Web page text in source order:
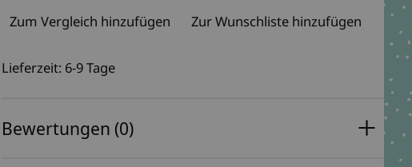
Zum Vergleich hinzufügen Zur Wunschliste hinzufügen
Lieferzeit: 6-9 Tage
Bewertungen (0)